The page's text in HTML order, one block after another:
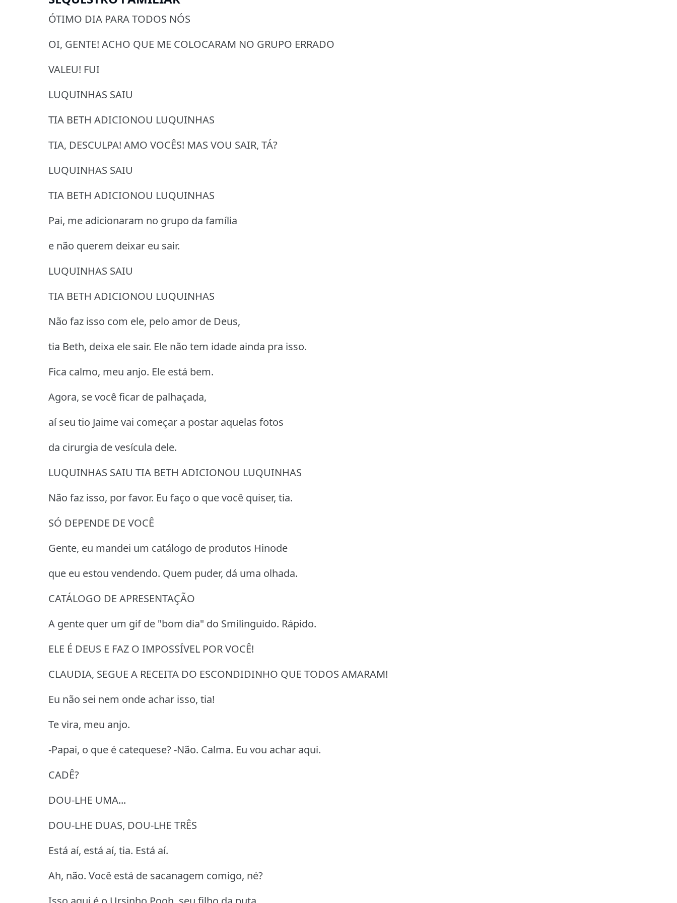
ÓTIMO DIA PARA TODOS NÓS
OI, GENTE! ACHO QUE ME COLOCARAM NO GRUPO ERRADO
VALEU! FUI
LUQUINHAS SAIU
TIA BETH ADICIONOU LUQUINHAS
TIA, DESCULPA! AMO VOCÊS! MAS VOU SAIR, TÁ?
LUQUINHAS SAIU
TIA BETH ADICIONOU LUQUINHAS
Pai, me adicionaram no grupo da família
e não querem deixar eu sair.
LUQUINHAS SAIU
TIA BETH ADICIONOU LUQUINHAS
Não faz isso com ele, pelo amor de Deus,
tia Beth, deixa ele sair. Ele não tem idade ainda pra isso.
Fica calmo, meu anjo. Ele está bem.
Agora, se você ficar de palhaçada,
aí seu tio Jaime vai começar a postar aquelas fotos
da cirurgia de vesícula dele.
LUQUINHAS SAIU TIA BETH ADICIONOU LUQUINHAS
Não faz isso, por favor. Eu faço o que você quiser, tia.
SÓ DEPENDE DE VOCÊ
Gente, eu mandei um catálogo de produtos Hinode
que eu estou vendendo. Quem puder, dá uma olhada.
CATÁLOGO DE APRESENTAÇÃO
A gente quer um gif de "bom dia" do Smilinguido. Rápido.
ELE É DEUS E FAZ O IMPOSSÍVEL POR VOCÊ!
CLAUDIA, SEGUE A RECEITA DO ESCONDIDINHO QUE TODOS AMARAM!
Eu não sei nem onde achar isso, tia!
Te vira, meu anjo.
-Papai, o que é catequese? -Não. Calma. Eu vou achar aqui.
CADÊ?
DOU-LHE UMA...
DOU-LHE DUAS, DOU-LHE TRÊS
Está aí, está aí, tia. Está aí.
Ah, não. Você está de sacanagem comigo, né?